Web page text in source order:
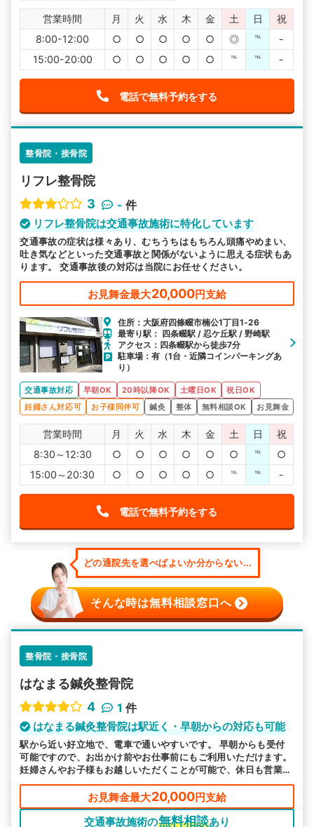
営業時間 月 火 水 木 金 土 日
祝
8:00-12:00
○ ○ ○ ○ ○ ◎ ℡
-
15:00-20:00
○ ○ ○ ○ ○ ℡ ℡ -
電話で無料予約をする
整骨院・接骨院
リフレ整骨院
3
- 件
リフレ整骨院は交通事故施術に特化しています
交通事故の症状は様々あり、むちうちはもちろん頭痛やめまい、
吐き気などといった交通事故と関係がないように思える症状もあ
ります。 交通事故後の対応は当院にお任せください。
お見舞金最大20,000円支給
住所：大阪府四條畷市楠公1丁目1‐26
最寄り駅： 四条畷駅 / 忍ケ丘駅 / 野崎駅
アクセス：四条畷駅から徒歩7分
駐車場：有（1台・近隣コインパーキングあ
り）
交通事故対応 早朝OK 20時以降OK 土曜日OK
祝日OK
妊婦さん対応可
お子様同伴可 鍼灸 整体 無料相談OK お見舞金
営業時間 月 火 水 木 金 土 日
祝
8:30～12:30
○ ○ ○ ○ ○ ○ ℡
○
15:00～20:30
○ ○ ○ ○ ○ ℡ ℡ -
電話で無料予約をする
どの通院先を選べばよいか分からない...
そんな時は無料相談窓口へ
整骨院・接骨院
はなまる鍼灸整骨院
4
1 件
はなまる鍼灸整骨院は駅近く・早朝からの対応も可能
駅から近い好立地で、電車で通いやすいです。 早朝からも受付
可能ですので、お出かけ前やお仕事前にもご利用いただけます。
妊婦さんやお子様もお越しいただくことが可能で、休日も営業し
ているので、平日は厳しい方にも安心してお越しいただけます。
お見舞金最大20,000円支給
交通事故施術の無料相談あり